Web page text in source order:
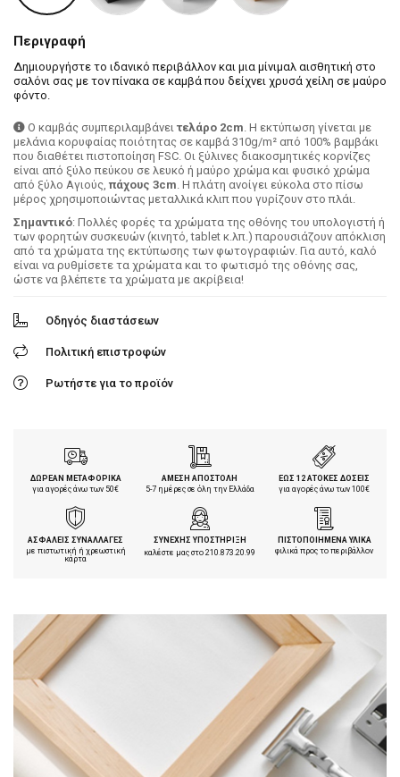
Περιγραφή
Δημιουργήστε το ιδανικό περιβάλλον και μια μίνιμαλ αισθητική στο
σαλόνι σας με τον πίνακα σε καμβά που δείχνει χρυσά χείλη σε μαύρο
φόντο.
Ο καμβάς συμπεριλαμβάνει τελάρο 2cm. H εκτύπωση γίνεται με
μελάνια κορυφαίας ποιότητας σε καμβά 310g/m² από 100% βαμβάκι
που διαθέτει πιστοποίηση FSC. Οι ξύλινες διακοσμητικές κορνίζες
είναι από ξύλο πεύκου σε λευκό ή μαύρο χρώμα και φυσικό χρώμα
από ξύλο Αγιούς, πάχους 3cm. Η πλάτη ανοίγει εύκολα στο πίσω
μέρος χρησιμοποιώντας μεταλλικά κλιπ που γυρίζουν στο πλάι.
Σημαντικό: Πολλές φορές τα χρώματα της οθόνης του υπολογιστή ή
των φορητών συσκευών (κινητό, tablet κ.λπ.) παρουσιάζουν απόκλιση
από τα χρώματα της εκτύπωσης των φωτογραφιών. Για αυτό, καλό
είναι να ρυθμίσετε τα χρώματα και το φωτισμό της οθόνης σας,
ώστε να βλέπετε τα χρώματα με ακρίβεια!
Οδηγός διαστάσεων
Πολιτική επιστροφών
Ρωτήστε για το προϊόν
ΔΩΡΕΑΝ ΜΕΤΑΦΟΡΙΚΑ
για αγορές άνω των 50€
ΑΜΕΣΗ ΑΠΟΣΤΟΛΗ
5-7 ημέρες σε όλη την Ελλάδα
ΕΩΣ 12 ΑΤΟΚΕΣ ΔΟΣΕΙΣ
για αγορές άνω των 100€
ΑΣΦΑΛΕΙΣ ΣΥΝΑΛΛΑΓΕΣ
με πιστωτική ή χρεωστική
κάρτα
ΣΥΝΕΧΗΣ ΥΠΟΣΤΗΡΙΞΗ
καλέστε μας στο210.873.20.99
ΠΙΣΤΟΠΟΙΗΜΕΝΑ ΥΛΙΚΑ
φιλικά προς το περιβάλλον